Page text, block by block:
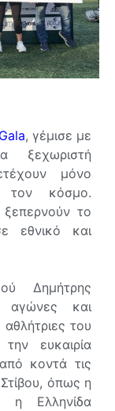
, γέμισε με
ξεχωριστή
μόνο
τον κόσμο.
ξεπερνούν το
εθνικό και
Δημήτρης
αγώνες και
του
ευκαιρία
κοντά τις
όπως η
η Ελληνίδα